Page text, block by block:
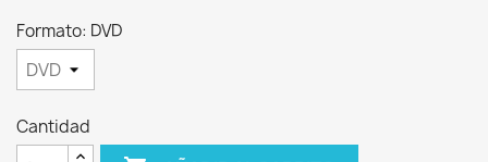
Formato: DVD
Cantidad